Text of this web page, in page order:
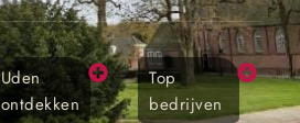
Uden
ontdekken
Top
bedrijven